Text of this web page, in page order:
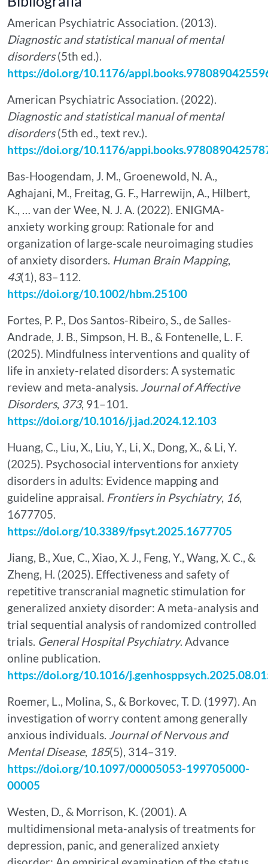
American Psychiatric Association. (2013).
Diagnostic and statistical manual of mental
disorders(5th ed.).
https://doi.org/10.1176/
American Psychiatric Association. (2022).
Diagnostic and statistical manual of mental
disorders(5th ed., text rev.).
https://doi.org/10.1176/
Bas-Hoogendam, J. M., Groenewold, N. A.,
Aghajani, M., Freitag, G. F., Harrewijn, A., Hilbert,
K., … van der Wee, N. J. A. (2022). ENIGMA-
anxiety working group: Rationale for and
organization of large-scale neuroimaging studies
of anxiety disorders. Human Brain Mapping,
43(1), 83–112.
https://doi.org/10.1002/hbm.25100
Fortes, P. P., Dos Santos-Ribeiro, S., de Salles-
Andrade, J. B., Simpson, H. B., & Fontenelle, L. F.
(2025). Mindfulness interventions and quality of
life in anxiety-related disorders: A systematic
review and meta-analysis. Journal of Affective
Disorders, 373, 91–101.
https://doi.org/10.1016/j.jad.2024.12.103
Huang, C., Liu, X., Liu, Y., Li, X., Dong, X., & Li, Y.
(2025). Psychosocial interventions for anxiety
disorders in adults: Evidence mapping and
guideline appraisal. Frontiers in Psychiatry, 16,
1677705.
https://doi.org/10.3389/fpsyt.2025.1677705
Jiang, B., Xue, C., Xiao, X. J., Feng, Y., Wang, X. C., &
Zheng, H. (2025). Effectiveness and safety of
repetitive transcranial magnetic stimulation for
generalized anxiety disorder: A meta-analysis and
trial sequential analysis of randomized controlled
trials. General Hospital Psychiatry. Advance
online publication.
https://doi.org/10.1016/
Roemer, L., Molina, S., & Borkovec, T. D. (1997). An
investigation of worry content among generally
anxious individuals. Journal of Nervous and
Mental Disease, 185(5), 314–319.
https://doi.org/10.1097/00005053-199705000-
00005
Westen, D., & Morrison, K. (2001). A
multidimensional meta-analysis of treatments for
depression, panic, and generalized anxiety